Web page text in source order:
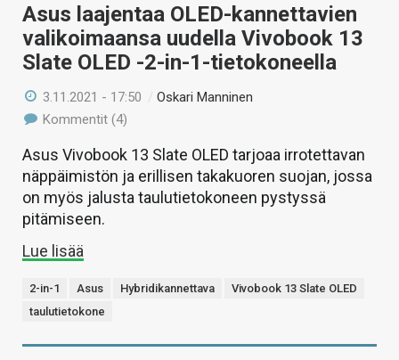
HAKU
Asus laajentaa OLED-kannettavien
valikoimaansa uudella Vivobook 13
Slate OLED -2-in-1-tietokoneella
3.11.2021 - 17:50 /Oskari Manninen
Kommentit (4)
Asus Vivobook 13 Slate OLED tarjoaa irrotettavan
näppäimistön ja erillisen takakuoren suojan, jossa
on myös jalusta taulutietokoneen pystyssä
pitämiseen.
Lue lisää
2-in-1 Asus Hybridikannettava
Vivobook 13 Slate OLED
taulutietokone